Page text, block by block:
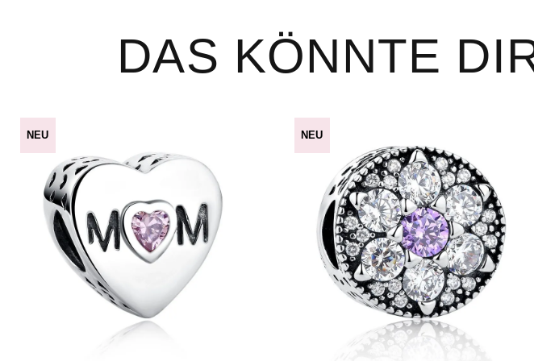
DAS KÖNNTE
NEU NEU